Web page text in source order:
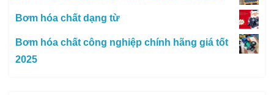
Bơm hóa chất dạng từ
Bơm hóa chất công nghiệp chính hãng giá tốt
2025